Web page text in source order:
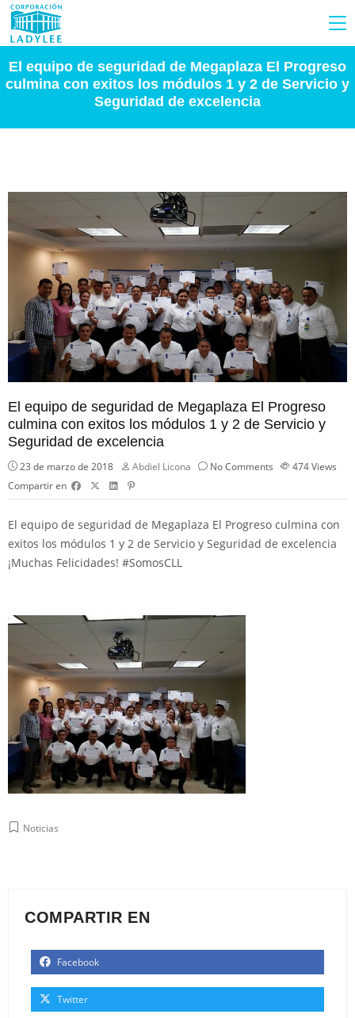
El equipo de seguridad de Megaplaza El Progreso
culmina con exitos los módulos 1 y 2 de Servicio y
Seguridad de excelencia
El equipo de seguridad de Megaplaza El Progreso
culmina con exitos los módulos 1 y 2 de Servicio y
Seguridad de excelencia
23 de marzo de 2018 Abdiel Licona No Comments 474Views
Compartir en
El equipo de seguridad de Megaplaza El Progreso culmina con
exitos los módulos 1 y 2 de Servicio y Seguridad de excelencia
¡Muchas Felicidades! #SomosCLL
Noticias
COMPARTIR EN
Facebook
Twitter